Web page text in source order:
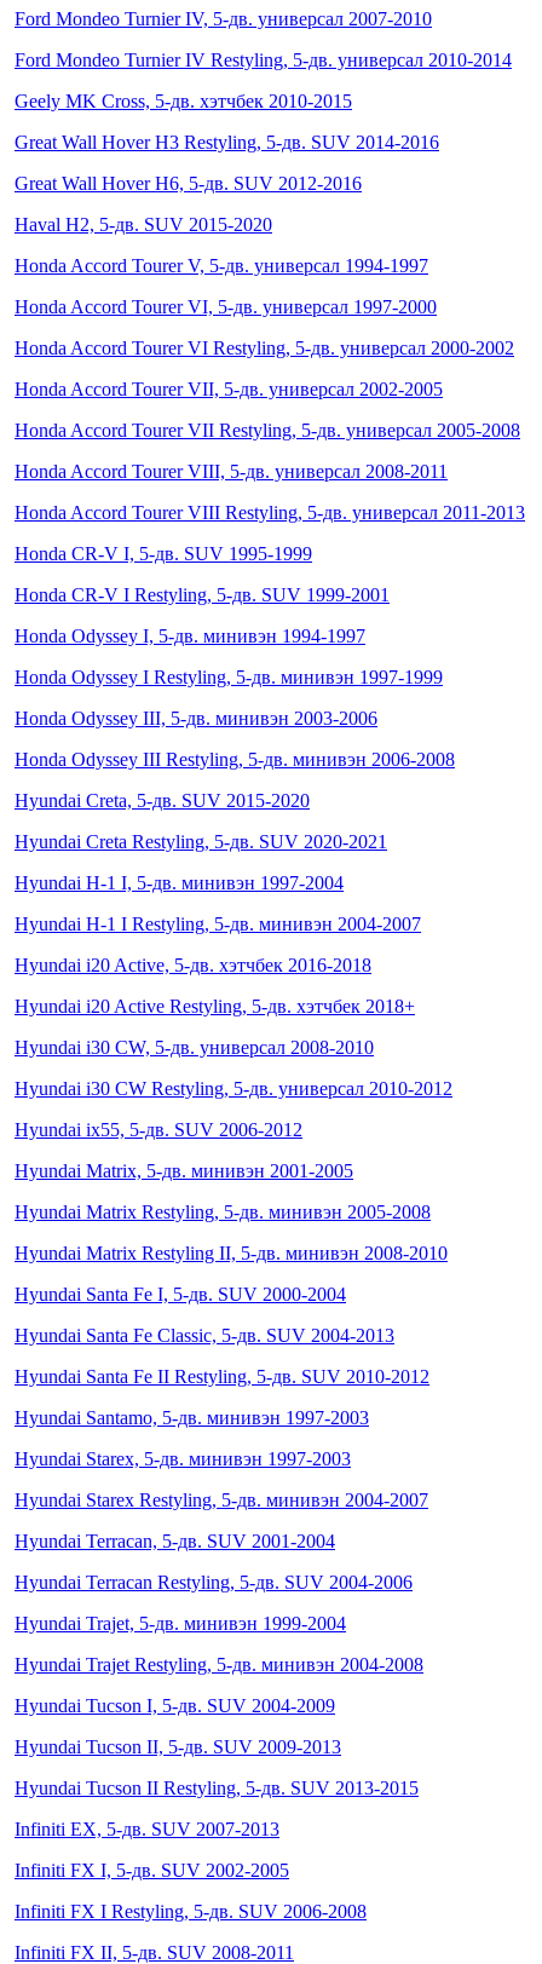
Ford Mondeo Turnier IV, 5-дв. универсал 2007-2010
Ford Mondeo Turnier IV Restyling, 5-дв. универсал 2010-2014
Geely MK Cross, 5-дв. хэтчбек 2010-2015
Great Wall Hover H3 Restyling, 5-дв. SUV 2014-2016
Great Wall Hover H6, 5-дв. SUV 2012-2016
Haval H2, 5-дв. SUV 2015-2020
Honda Accord Tourer V, 5-дв. универсал 1994-1997
Honda Accord Tourer VI, 5-дв. универсал 1997-2000
Honda Accord Tourer VI Restyling, 5-дв. универсал 2000-2002
Honda Accord Tourer VII, 5-дв. универсал 2002-2005
Honda Accord Tourer VII Restyling, 5-дв. универсал 2005-2008
Honda Accord Tourer VIII, 5-дв. универсал 2008-2011
Honda Accord Tourer VIII Restyling, 5-дв. универсал 2011-2013
Honda CR-V I, 5-дв. SUV 1995-1999
Honda CR-V I Restyling, 5-дв. SUV 1999-2001
Honda Odyssey I, 5-дв. минивэн 1994-1997
Honda Odyssey I Restyling, 5-дв. минивэн 1997-1999
Honda Odyssey III, 5-дв. минивэн 2003-2006
Honda Odyssey III Restyling, 5-дв. минивэн 2006-2008
Hyundai Creta, 5-дв. SUV 2015-2020
Hyundai Creta Restyling, 5-дв. SUV 2020-2021
Hyundai H-1 I, 5-дв. минивэн 1997-2004
Hyundai H-1 I Restyling, 5-дв. минивэн 2004-2007
Hyundai i20 Active, 5-дв. хэтчбек 2016-2018
Hyundai i20 Active Restyling, 5-дв. хэтчбек 2018+
Hyundai i30 CW, 5-дв. универсал 2008-2010
Hyundai i30 CW Restyling, 5-дв. универсал 2010-2012
Hyundai ix55, 5-дв. SUV 2006-2012
Hyundai Matrix, 5-дв. минивэн 2001-2005
Hyundai Matrix Restyling, 5-дв. минивэн 2005-2008
Hyundai Matrix Restyling II, 5-дв. минивэн 2008-2010
Hyundai Santa Fe I, 5-дв. SUV 2000-2004
Hyundai Santa Fe Classic, 5-дв. SUV 2004-2013
Hyundai Santa Fe II Restyling, 5-дв. SUV 2010-2012
Hyundai Santamo, 5-дв. минивэн 1997-2003
Hyundai Starex, 5-дв. минивэн 1997-2003
Hyundai Starex Restyling, 5-дв. минивэн 2004-2007
Hyundai Terracan, 5-дв. SUV 2001-2004
Hyundai Terracan Restyling, 5-дв. SUV 2004-2006
Hyundai Trajet, 5-дв. минивэн 1999-2004
Hyundai Trajet Restyling, 5-дв. минивэн 2004-2008
Hyundai Tucson I, 5-дв. SUV 2004-2009
Hyundai Tucson II, 5-дв. SUV 2009-2013
Hyundai Tucson II Restyling, 5-дв. SUV 2013-2015
Infiniti EX, 5-дв. SUV 2007-2013
Infiniti FX I, 5-дв. SUV 2002-2005
Infiniti FX I Restyling, 5-дв. SUV 2006-2008
Infiniti FX II, 5-дв. SUV 2008-2011